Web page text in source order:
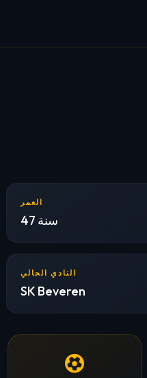
العمر
47 سنة
النادي الحالي
SK Beveren